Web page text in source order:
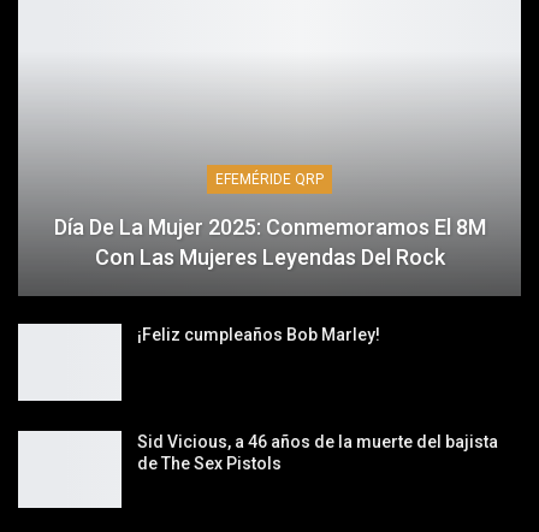
EFEMÉRIDE QRP
Día De La Mujer 2025: Conmemoramos El 8M
Con Las Mujeres Leyendas Del Rock
¡Feliz cumpleaños Bob Marley!
Sid Vicious, a 46 años de la muerte del bajista
de The Sex Pistols